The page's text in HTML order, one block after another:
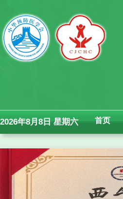
2026年8月8日 星期六 首页
Previous